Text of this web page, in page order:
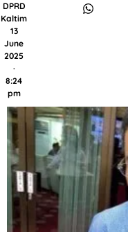
DPRD
Kaltim
13
June
2025
·
8:24
pm